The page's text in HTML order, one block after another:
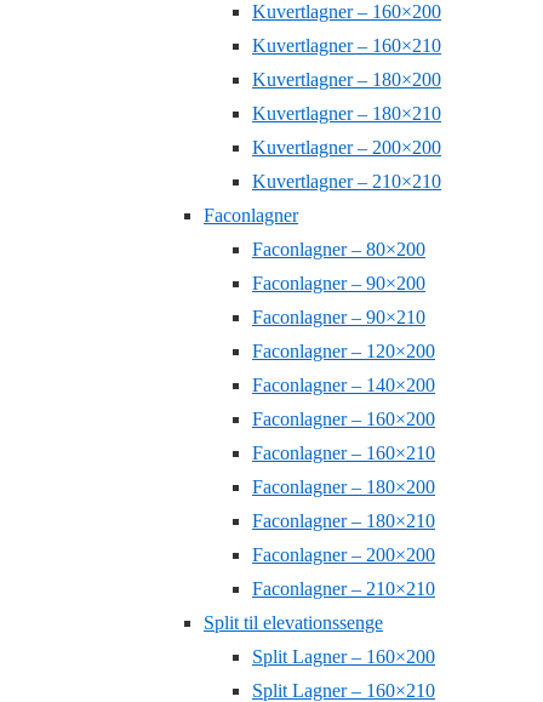
Kuvertlagner – 160×200
Kuvertlagner – 160×210
Kuvertlagner – 180×200
Kuvertlagner – 180×210
Kuvertlagner – 200×200
Kuvertlagner – 210×210
Faconlagner
Faconlagner – 80×200
Faconlagner – 90×200
Faconlagner – 90×210
Faconlagner – 120×200
Faconlagner – 140×200
Faconlagner – 160×200
Faconlagner – 160×210
Faconlagner – 180×200
Faconlagner – 180×210
Faconlagner – 200×200
Faconlagner – 210×210
Split til elevationssenge
Split Lagner – 160×200
Split Lagner – 160×210